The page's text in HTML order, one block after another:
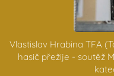
Vlastislav Hrabina TFA
hasič přežije - soutěž